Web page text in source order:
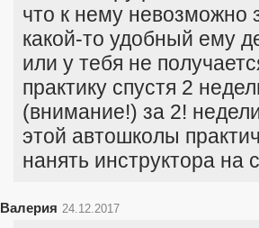
что к нему невозможно
какой-то удобный ему
или у тебя не
практику спустя 2
(внимание!) за 2!
этой автошколы
нанять инструктора на
Валерия 24.12.2017